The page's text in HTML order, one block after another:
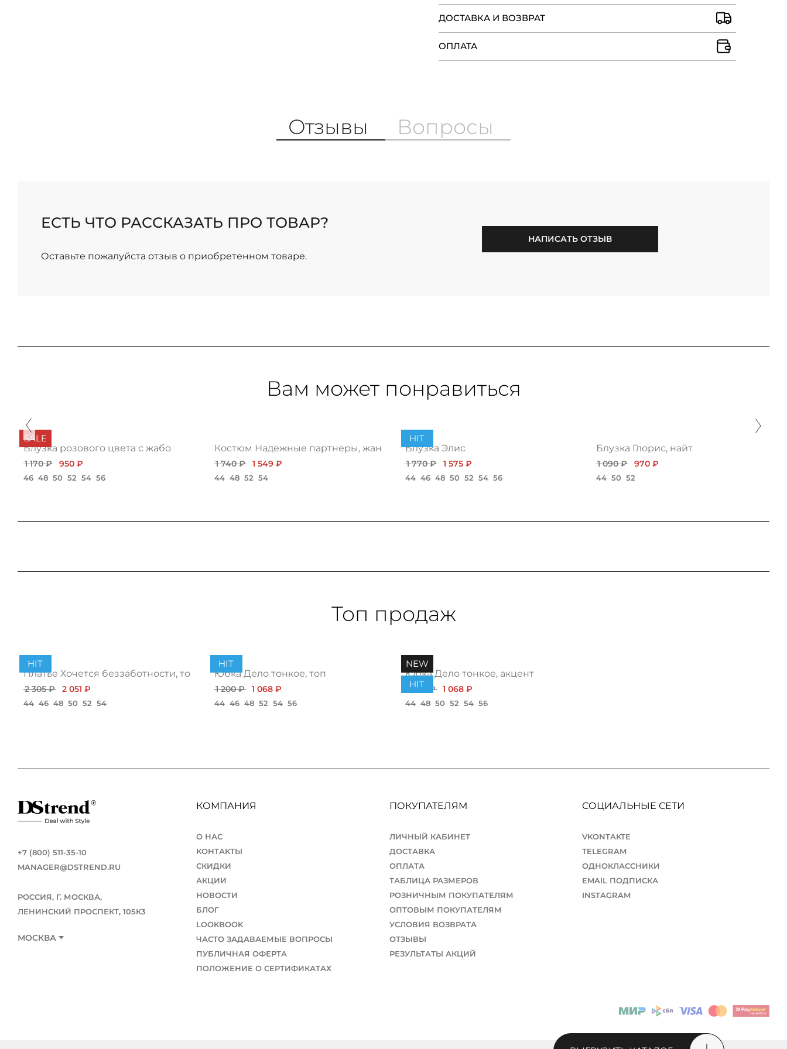
ДОСТАВКА И ВОЗВРАТ
ОПЛАТА
Отзывы Вопросы
ЕСТЬ ЧТО РАССКАЗАТЬ ПРО ТОВАР?
Оставьте пожалуйста отзыв о приобретенном товаре.
НАПИСАТЬ ОТЗЫВ
Вам может понравиться
SALE
Блузка розового цвета с жабо
1 170 ₽ 950 ₽
46 48 50 52 54 56
Костюм Надежные партнеры, жанр нью
1 740 ₽ 1 549 ₽
44 48 52 54
HIT
Блузка Элис
1 770 ₽ 1 575 ₽
44 46 48 50 52 54 56
Блузка Глорис, найт
1 090 ₽ 970 ₽
44 50 52
Топ продаж
HIT
Платье Хочется беззаботности, топ
2 305 ₽ 2 051 ₽
44 46 48 50 52 54
HIT
Юбка Дело тонкое, топ
1 200 ₽ 1 068 ₽
44 46 48 52 54 56
NEW
HIT
Юбка Дело тонкое, акцент
1 200 ₽ 1 068 ₽
44 48 50 52 54 56
+7 (800) 511-35-10
MANAGER@DSTREND.RU
РОССИЯ, Г. МОСКВА,
ЛЕНИНСКИЙ ПРОСПЕКТ, 105К3
МОСКВА
КОМПАНИЯ
О НАС
КОНТАКТЫ
СКИДКИ
АКЦИИ
НОВОСТИ
БЛОГ
LOOKBOOK
ЧАСТО ЗАДАВАЕМЫЕ ВОПРОСЫ
ПУБЛИЧНАЯ ОФЕРТА
ПОЛОЖЕНИЕ О СЕРТИФИКАТАХ
ПОКУПАТЕЛЯМ
ЛИЧНЫЙ КАБИНЕТ
ДОСТАВКА
ОПЛАТА
ТАБЛИЦА РАЗМЕРОВ
РОЗНИЧНЫМ ПОКУПАТЕЛЯМ
ОПТОВЫМ ПОКУПАТЕЛЯМ
УСЛОВИЯ ВОЗВРАТА
ОТЗЫВЫ
РЕЗУЛЬТАТЫ АКЦИЙ
СОЦИАЛЬНЫЕ СЕТИ
VKONTAKTE
TELEGRAM
ОДНОКЛАССНИКИ
EMAIL ПОДПИСКА
INSTAGRAM